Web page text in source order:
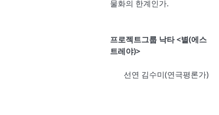
물화의 한계인가.
프로젝트그룹 낙타 <별(에스
트레야)>
선연 김수미(연극평론가)